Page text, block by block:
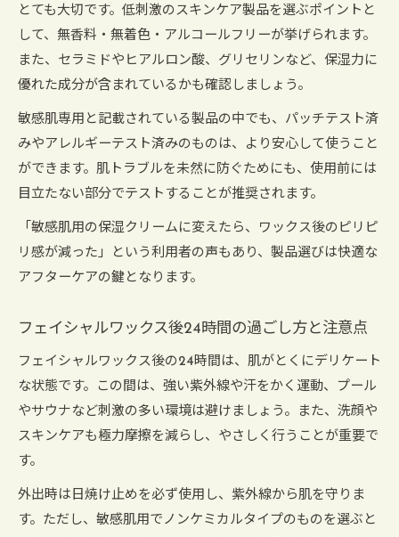
とても大切です。低刺激のスキンケア製品を選ぶポイントと
して、無香料・無着色・アルコールフリーが挙げられます。
また、セラミドやヒアルロン酸、グリセリンなど、保湿力に
優れた成分が含まれているかも確認しましょう。
敏感肌専用と記載されている製品の中でも、パッチテスト済
みやアレルギーテスト済みのものは、より安心して使うこと
ができます。肌トラブルを未然に防ぐためにも、使用前には
目立たない部分でテストすることが推奨されます。
「敏感肌用の保湿クリームに変えたら、ワックス後のピリピ
リ感が減った」という利用者の声もあり、製品選びは快適な
アフターケアの鍵となります。
フェイシャルワックス後24時間の過ごし方と注意点
フェイシャルワックス後の24時間は、肌がとくにデリケート
な状態です。この間は、強い紫外線や汗をかく運動、プール
やサウナなど刺激の多い環境は避けましょう。また、洗顔や
スキンケアも極力摩擦を減らし、やさしく行うことが重要で
す。
外出時は日焼け止めを必ず使用し、紫外線から肌を守りま
す。ただし、敏感肌用でノンケミカルタイプのものを選ぶと